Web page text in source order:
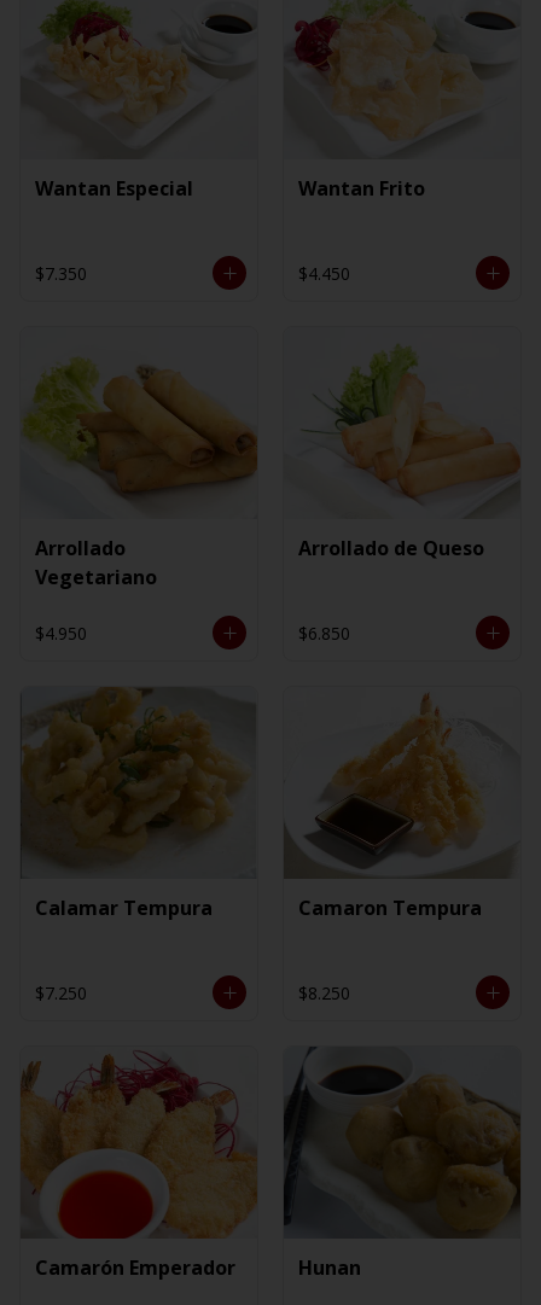
Wantan Especial
$7.350
Wantan Frito
$4.450
Arrollado
Vegetariano
$4.950
Arrollado de Queso
$6.850
Calamar Tempura
$7.250
Camaron Tempura
$8.250
Camarón Emperador Hunan